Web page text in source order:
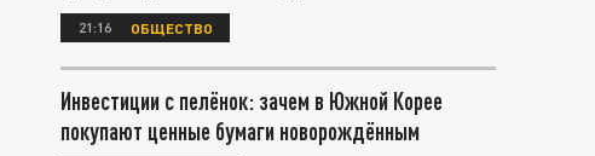
21:16 ОБЩЕСТВО
Инвестиции с пелёнок: зачем в Южной Корее
покупают ценные бумаги новорождённым